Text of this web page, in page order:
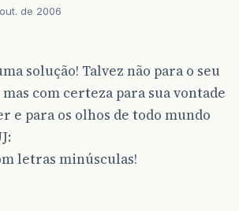
de 2006
solução! Talvez não para o seu
com certeza para sua vontade
e para os olhos de todo mundo
letras minúsculas!